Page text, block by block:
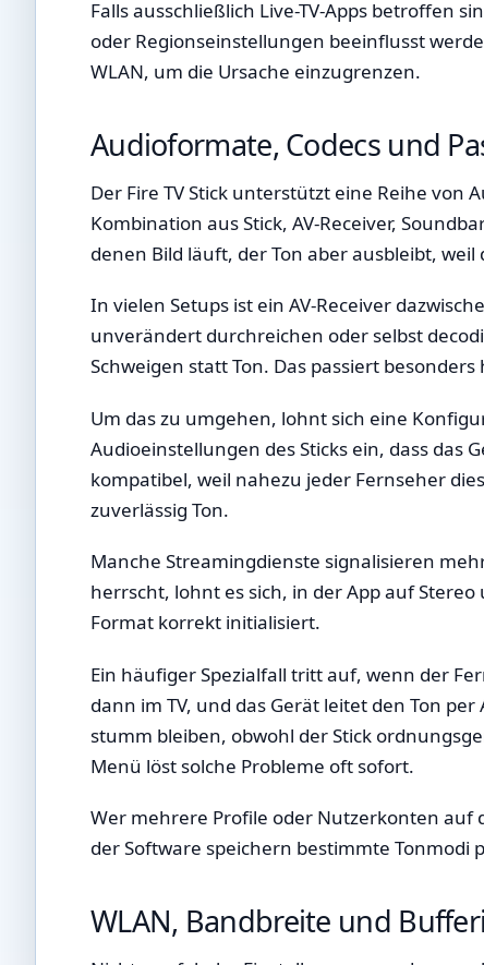
Falls ausschließlich Live-TV-Apps betroffen
oder Regionseinstellungen beeinflusst
WLAN, um die Ursache einzugrenzen.
Audioformate, Codecs und
Der Fire TV Stick unterstützt eine Reihe von
Kombination aus Stick, AV-Receiver,
denen Bild läuft, der Ton aber ausbleibt,
In vielen Setups ist ein AV-Receiver
unverändert durchreichen oder selbst
Schweigen statt Ton. Das passiert
Um das zu umgehen, lohnt sich eine
Audioeinstellungen des Sticks ein, dass das
kompatibel, weil nahezu jeder Fernseher
zuverlässig Ton.
Manche Streamingdienste signalisieren
herrscht, lohnt es sich, in der App auf
Format korrekt initialisiert.
Ein häufiger Spezialfall tritt auf, wenn der
dann im TV, und das Gerät leitet den Ton
stumm bleiben, obwohl der Stick
Menü löst solche Probleme oft sofort.
Wer mehrere Profile oder Nutzerkonten auf
der Software speichern bestimmte Tonmodi
WLAN, Bandbreite und